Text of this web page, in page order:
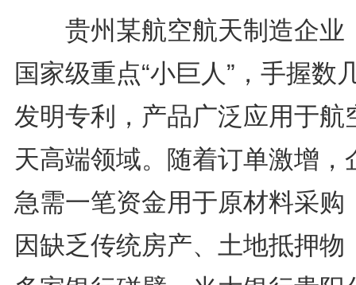
贵州某航空航天制造企业
国家级重点“小巨人”，手握数
发明专利，产品广泛应用于航
天高端领域。随着订单激增，
急需一笔资金用于原材料采购
因缺乏传统房产、土地抵押物